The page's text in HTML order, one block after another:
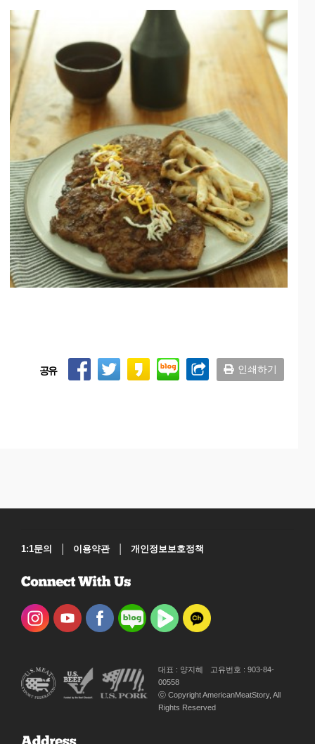
공유 인쇄하기
1:1문의 | 이용약관 | 개인정보보호정책
대표 : 양지혜
고유번호 : 903-84-
00558
ⓒ Copyright AmericanMeatStory, All
Rights Reserved